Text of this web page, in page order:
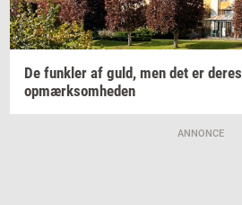
De funk­ler af guld, men det er deres
op­mærk­som­he­den
ANNONCE